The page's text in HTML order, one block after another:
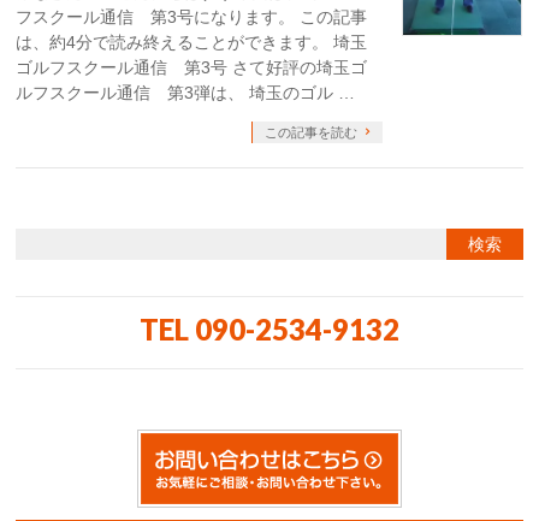
フスクール通信 第3号になります。 この記事
は、約4分で読み終えることができます。 埼玉
ゴルフスクール通信 第3号 さて好評の埼玉ゴ
ルフスクール通信 第3弾は、 埼玉のゴル …
この記事を読む
TEL 090-2534-9132